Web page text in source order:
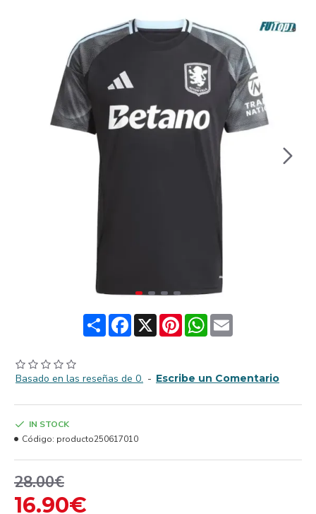
ShareFacebook
X PinterestWhatsApp
Email
Basado en las reseñas de 0. - Escribe un Comentario
16.90€
28.00€
IN STOCK
Código: producto250617010